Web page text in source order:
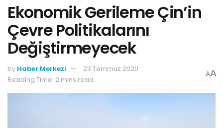
Ekonomik Gerileme Çin’in
Çevre Politikalarını
Değiştirmeyecek
by Haber Merkezi
23 Temmuz 2020
Reading Time: 2 mins read
AA